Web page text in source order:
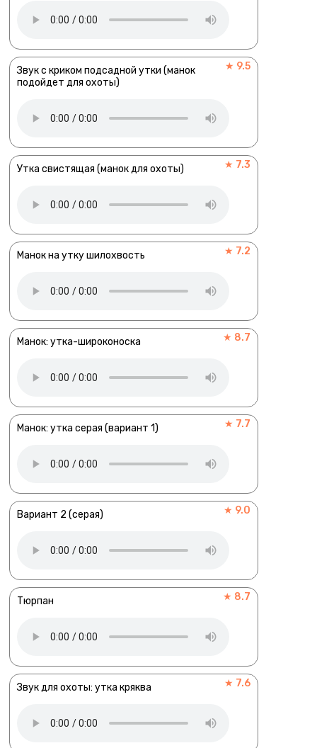
Звук с криком подсадной утки (манок
подойдет для охоты)
★ 9.5
Утка свистящая (манок для охоты) ★ 7.3
Манок на утку шилохвость ★ 7.2
Манок: утка-широконоска ★ 8.7
Манок: утка серая (вариант 1) ★ 7.7
Вариант 2 (серая) ★ 9.0
Тюрпан ★ 8.7
Звук для охоты: утка кряква ★ 7.6